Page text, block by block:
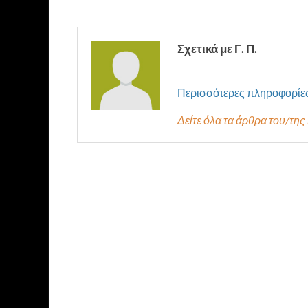
Σχετικά με Γ. Π.
Περισσότερες
Δείτε όλα τα άρθρα του/